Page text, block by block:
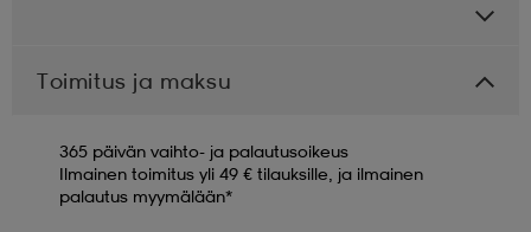
Toimitus ja maksu
365 päivän vaihto- ja palautusoikeus
Ilmainen toimitus yli 49 € tilauksille, ja ilmainen
palautus myymälään*